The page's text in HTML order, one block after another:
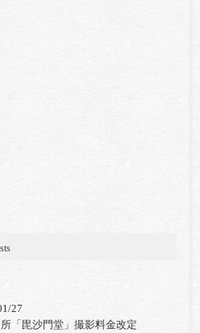
27
「毘沙門堂」撮影料金改定